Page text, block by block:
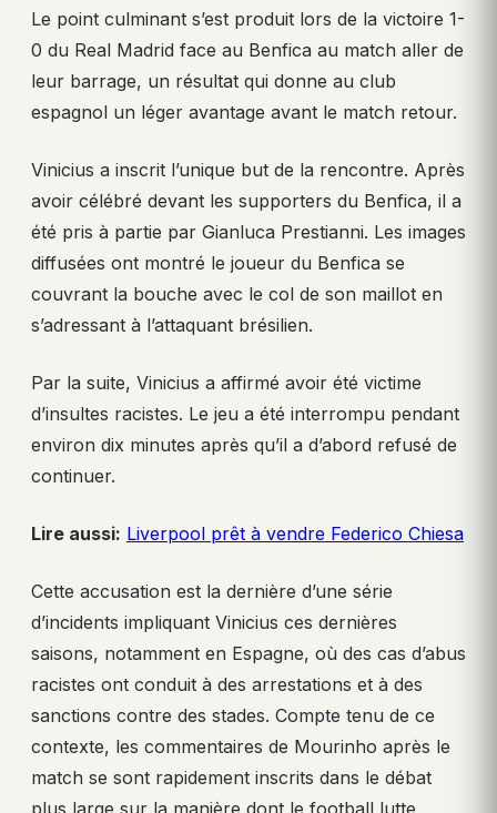
Le point culminant s’est produit lors de la victoire 1-
0 du Real Madrid face au Benfica au match aller de
leur barrage, un résultat qui donne au club
espagnol un léger avantage avant le match retour.
Vinicius a inscrit l’unique but de la rencontre. Après
avoir célébré devant les supporters du Benfica, il a
été pris à partie par Gianluca Prestianni. Les images
diffusées ont montré le joueur du Benfica se
couvrant la bouche avec le col de son maillot en
s’adressant à l’attaquant brésilien.
Par la suite, Vinicius a affirmé avoir été victime
d’insultes racistes. Le jeu a été interrompu pendant
environ dix minutes après qu’il a d’abord refusé de
continuer.
Lire aussi: Liverpool prêt à vendre Federico Chiesa
Cette accusation est la dernière d’une série
d’incidents impliquant Vinicius ces dernières
saisons, notamment en Espagne, où des cas d’abus
racistes ont conduit à des arrestations et à des
sanctions contre des stades. Compte tenu de ce
contexte, les commentaires de Mourinho après le
match se sont rapidement inscrits dans le débat